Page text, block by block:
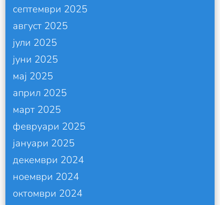
септември 2025
август 2025
јули 2025
јуни 2025
мај 2025
април 2025
март 2025
февруари 2025
јануари 2025
декември 2024
ноември 2024
октомври 2024